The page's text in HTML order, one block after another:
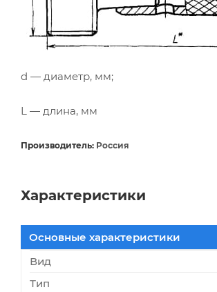
d — диаметр, мм;
L — длина, мм
Производитель: Россия
Характеристики
Основные характеристики
Вид
Тип